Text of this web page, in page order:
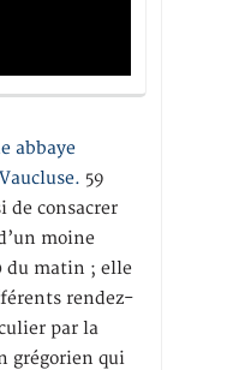
abbaye
59
de consacrer
moine
du matin ; elle
rendez-
par la
grégorien qui